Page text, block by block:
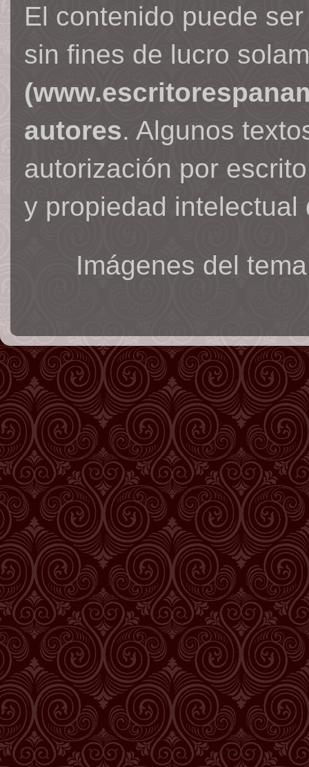
El contenido puede
sin fines de lucro
autores. Algunos
autorización por
y propiedad intelectual
Imágenes del